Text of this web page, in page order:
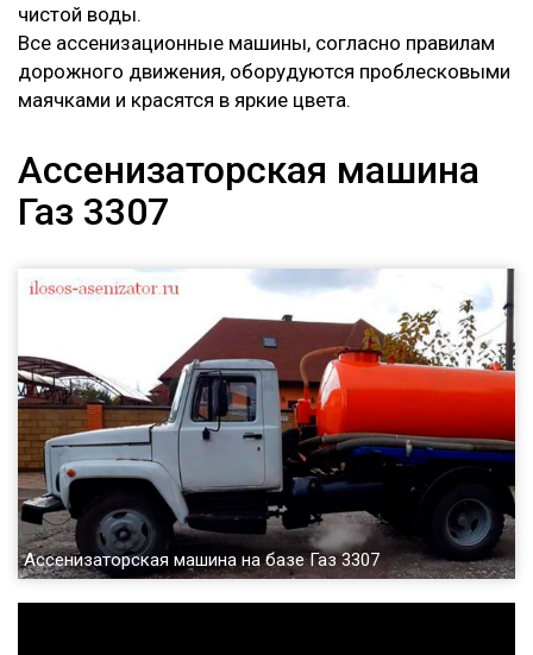
чистой воды.
Все ассенизационные машины, согласно правилам
дорожного движения, оборудуются проблесковыми
маячками и красятся в яркие цвета.
Ассенизаторская машина
Газ 3307
Ассенизаторская машина на базе Газ 3307